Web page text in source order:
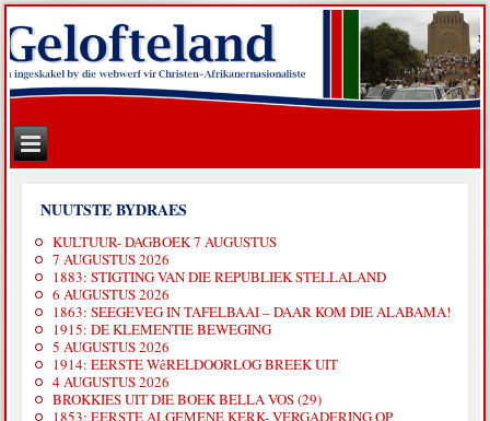
NUUTSTE BYDRAES
KULTUUR- DAGBOEK 7 AUGUSTUS
7 AUGUSTUS 2026
1883: STIGTING VAN DIE REPUBLIEK STELLALAND
6 AUGUSTUS 2026
1863: SEEGEVEG IN TAFELBAAI – DAAR KOM DIE ALABAMA!
1915: DE KLEMENTIE BEWEGING
5 AUGUSTUS 2026
1914: EERSTE WêRELDOORLOG BREEK UIT
4 AUGUSTUS 2026
BROKKIES UIT DIE BOEK BELLA VOS (29)